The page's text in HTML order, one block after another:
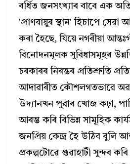
বৰ্ধিত জনসংখ্যাৰ বাবে এক
'প্ৰাণবায়ুৰ স্থান' হিচাপে
কৰা হৈছে, যিয়ে নগৰীয়া
বিনোদনমূলক সুবিধাসমূহৰ
চৰকাৰৰ নিৰন্তৰ প্ৰতিশ্ৰুতি
আদাৱাৰীত কৌশলগতভাৱে
উদ্যানখন পুৱাৰ খোজ কঢ়া,
আৰম্ভ কৰি বিভিন্ন সামূহিক
জনপ্ৰিয় কেন্দ্ৰ হৈ উঠিব বুলি
প্ৰকল্পটোৱে গুৱাহাটী সুন্দৰ